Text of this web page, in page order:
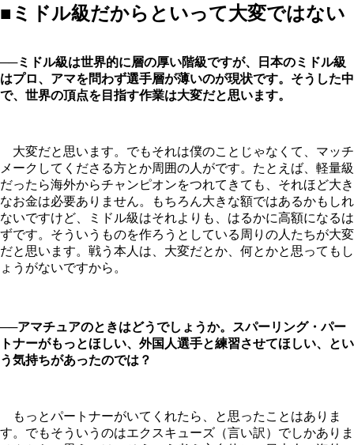
■ミドル級だからといって大変ではない
──ミドル級は世界的に層の厚い階級ですが、日本のミドル級
はプロ、アマを問わず選手層が薄いのが現状です。そうした中
で、世界の頂点を目指す作業は大変だと思います。
大変だと思います。でもそれは僕のことじゃなくて、マッチ
メークしてくださる方とか周囲の人がです。たとえば、軽量級
だったら海外からチャンピオンをつれてきても、それほど大き
なお金は必要ありません。もちろん大きな額ではあるかもしれ
ないですけど、ミドル級はそれよりも、はるかに高額になるは
ずです。そういうものを作ろうとしている周りの人たちが大変
だと思います。戦う本人は、大変だとか、何とかと思ってもし
ょうがないですから。
──アマチュアのときはどうでしょうか。スパーリング・パー
トナーがもっとほしい、外国人選手と練習させてほしい、とい
う気持ちがあったのでは？
もっとパートナーがいてくれたら、と思ったことはありま
す。でもそういうのはエクスキューズ（言い訳）でしかありま